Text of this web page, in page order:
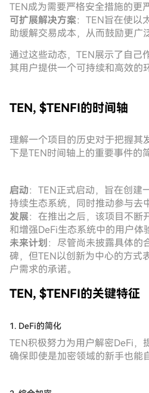
TEN成为需要严格安全措施的更
可扩展解决方案：TEN旨在使以
助缓解交易成本，从而鼓励更广
通过这些动态，TEN展示了自己
其用户提供一个可持续和高效的
TEN, $TENFI的时间轴
理解一个项目的历史对于把握其
下是TEN时间轴上的重要事件的
启动：TEN正式启动，旨在创建
持续生态系统，同时推动参与去
发展：在推出之后，该项目不断
和增强DeFi生态系统中的用户体
未来计划 ：尽管尚未披露具体的
碑，但TEN以创新为中心的方式
户需求的承诺。
TEN, $TENFI的关键特征
1. DeFi的简化
TEN积极努力为用户解密DeFi，
确保即使是加密领域的新手也能